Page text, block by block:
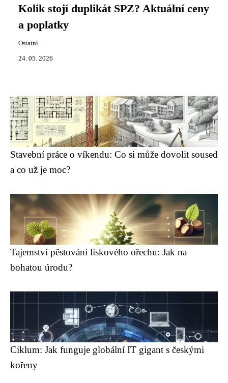
Kolik stojí duplikát SPZ? Aktuální ceny
a poplatky
Ostatní
24. 05. 2026
Stavební práce o víkendu: Co si může dovolit soused
a co už je moc?
Tajemství pěstování lískového ořechu: Jak na
bohatou úrodu?
Ciklum: Jak funguje globální IT gigant s českými
kořeny